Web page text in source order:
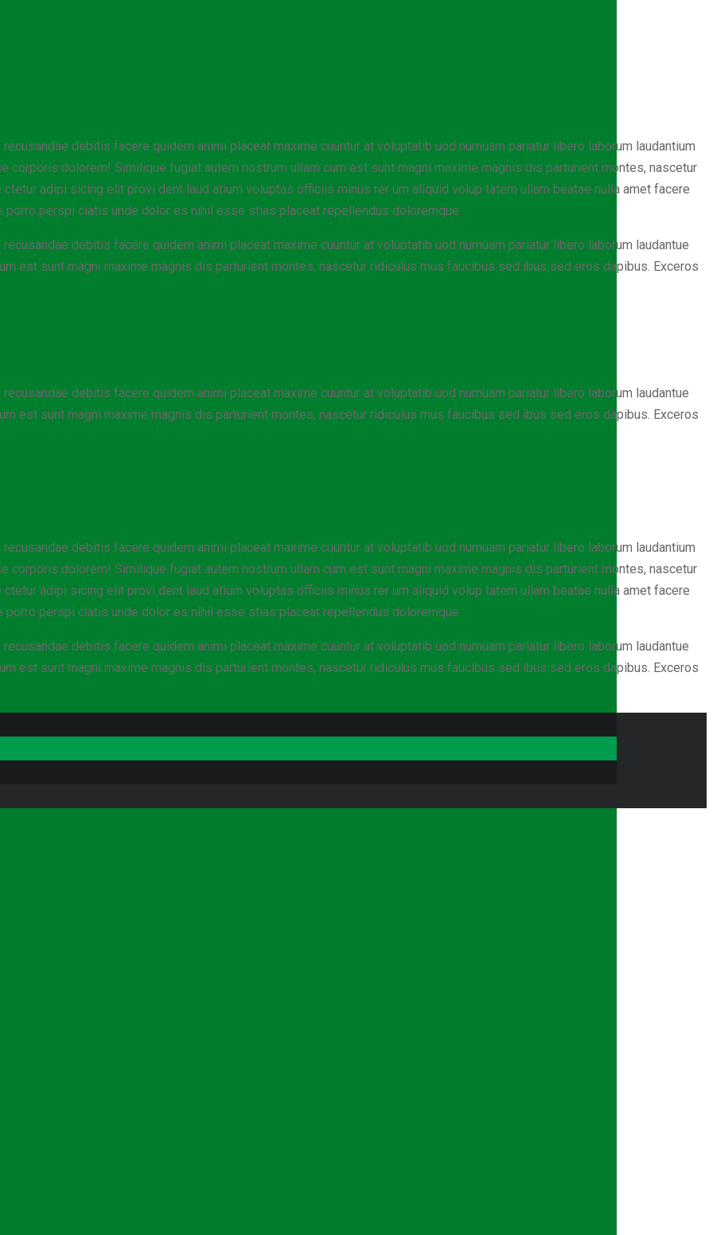
debitis facere quidem animi placeat maxime cuuntur at voluptatib uod numuam pariatur libero laborum laudantium
corporis dolorem! Similique fugiat autem nostrum ullam cum est sunt magni maxime magnis dis parturient montes, nascetur
adipi sicing elit provi dent laud atium voluptas officiis minus rer um aliquid volup tatem ullam beatae nulla amet facere
perspi ciatis unde dolor es nihil esse stias placeat repellendus doloremque.
debitis facere quidem animi placeat maxime cuuntur at voluptatib uod numuam pariatur libero laborum laudantue
est sunt magni maxime magnis dis parturient montes, nascetur ridiculus mus faucibus sed ibus sed eros dapibus. Exceros
debitis facere quidem animi placeat maxime cuuntur at voluptatib uod numuam pariatur libero laborum laudantue
est sunt magni maxime magnis dis parturient montes, nascetur ridiculus mus faucibus sed ibus sed eros dapibus. Exceros
debitis facere quidem animi placeat maxime cuuntur at voluptatib uod numuam pariatur libero laborum laudantium
corporis dolorem! Similique fugiat autem nostrum ullam cum est sunt magni maxime magnis dis parturient montes, nascetur
adipi sicing elit provi dent laud atium voluptas officiis minus rer um aliquid volup tatem ullam beatae nulla amet facere
perspi ciatis unde dolor es nihil esse stias placeat repellendus doloremque.
debitis facere quidem animi placeat maxime cuuntur at voluptatib uod numuam pariatur libero laborum laudantue
est sunt magni maxime magnis dis parturient montes, nascetur ridiculus mus faucibus sed ibus sed eros dapibus. Exceros